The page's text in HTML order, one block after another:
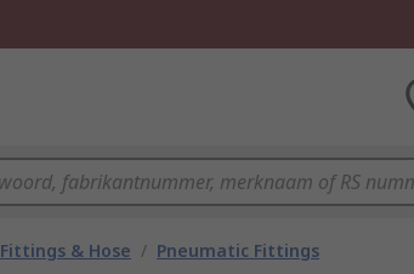
& Hose / Pneumatic Fittings